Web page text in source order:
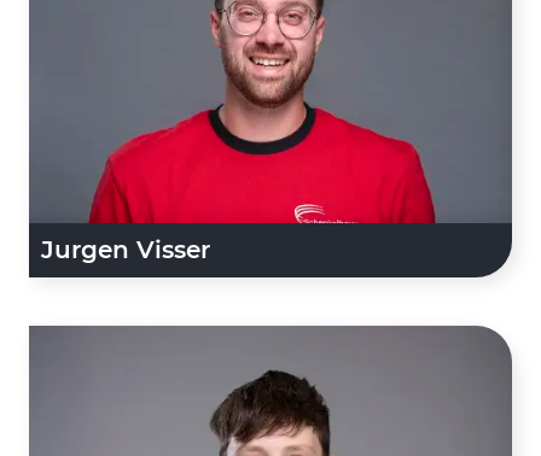
Jurgen Visser